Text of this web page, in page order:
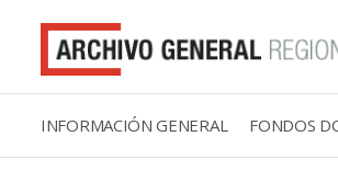
INFORMACIÓN GENERAL FONDOS